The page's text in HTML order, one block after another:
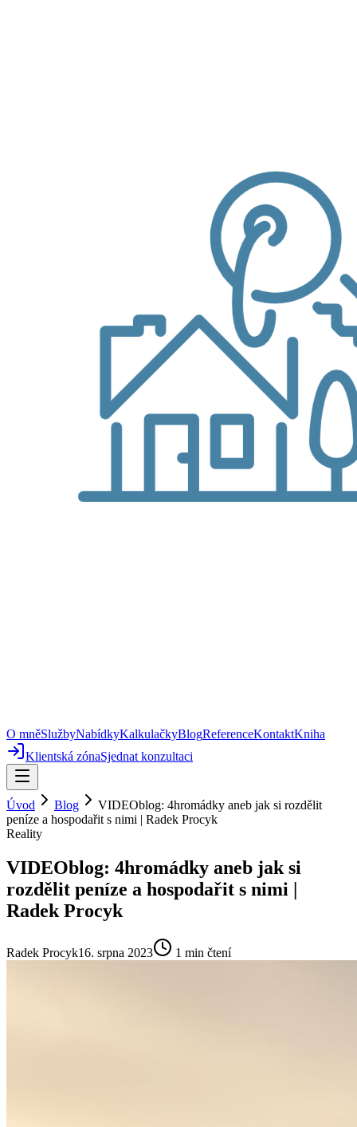
O mněSlužbyNabídkyKalkulačkyBlogReferenceKontaktKniha
Klientská zónaSjednat konzultaci
Úvod Blog
VIDEOblog: 4hromádky aneb jak si rozdělit
peníze a hospodařit s nimi | Radek Procyk
Reality
VIDEOblog: 4hromádky aneb jak si
rozdělit peníze a hospodařit s nimi |
Radek Procyk
Radek Procyk16. srpna 2023 1 min čtení